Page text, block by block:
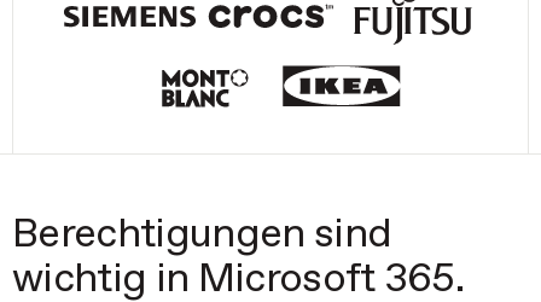
Berechtigungen sind
wichtig in Microsoft 365.